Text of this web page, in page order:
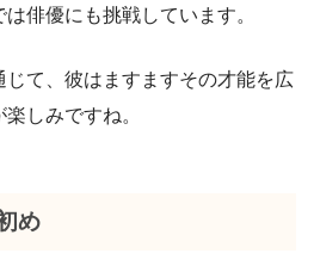
俳優にも挑戦しています。
じて、彼はますますその才能を広
しみですね。
め